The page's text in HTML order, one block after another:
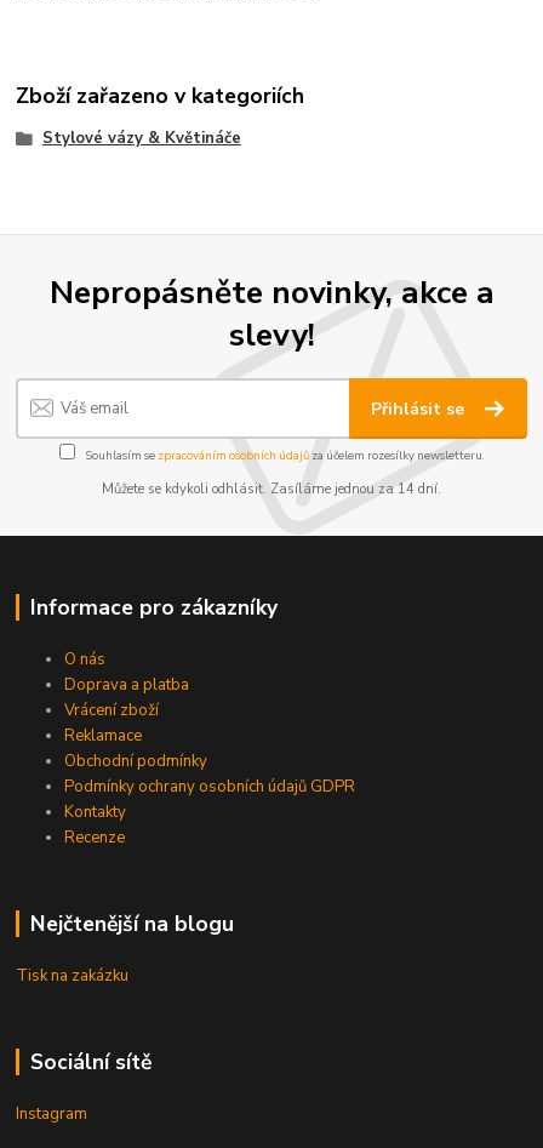
Zboží zařazeno v kategoriích
Stylové vázy & Květináče
Nepropásněte novinky, akce a
slevy!
Přihlásit se
Souhlasím se zpracováním osobních údajůza účelem rozesílky newsletteru.
Můžete se kdykoli odhlásit. Zasíláme jednou za 14 dní.
Informace pro zákazníky
O nás
Doprava a platba
Vrácení zboží
Reklamace
Obchodní podmínky
Podmínky ochrany osobních údajů GDPR
Kontakty
Recenze
Nejčtenější na blogu
Tisk na zakázku
Sociální sítě
Instagram